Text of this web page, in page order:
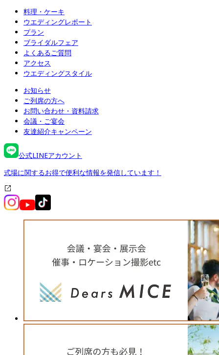
料理・ケーキ
ウエディングレポート
プラン
ブライダルフェア
よくあるご質問
アクセス
ウエディングスタイル
お知らせ
ご列席の方へ
お問い合わせ・資料請求
会議・ご宴会
友達紹介キャンペーン
公式LINEアカウント
式場に関するお得で便利な情報を発信しています！